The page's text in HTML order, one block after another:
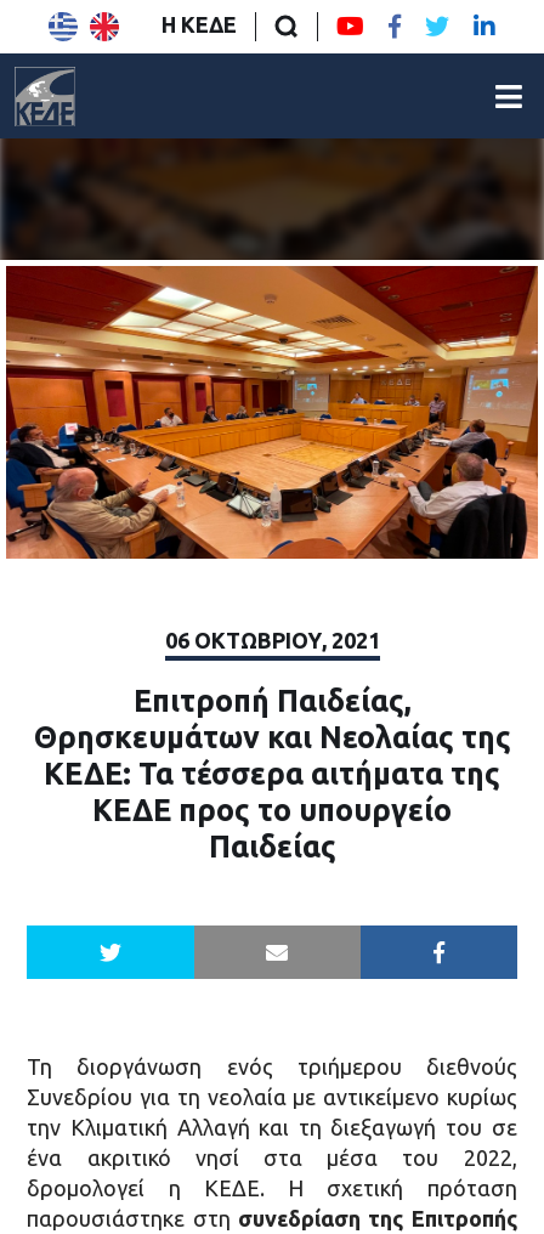
Η ΚΕΔΕ
06 ΟΚΤΩΒΡΊΟΥ, 2021
Επιτροπή Παιδείας,
Θρησκευμάτων και Νεολαίας της
ΚΕΔΕ: Τα τέσσερα αιτήματα της
ΚΕΔΕ προς το υπουργείο
Παιδείας
Τη διοργάνωση ενός τριήμερου διεθνούς
Συνεδρίου για τη νεολαία με αντικείμενο κυρίως
την Κλιματική Αλλαγή και τη διεξαγωγή του σε
ένα ακριτικό νησί στα μέσα του 2022,
δρομολογεί η ΚΕΔΕ. Η σχετική πρόταση
παρουσιάστηκε στη συνεδρίαση της Επιτροπής